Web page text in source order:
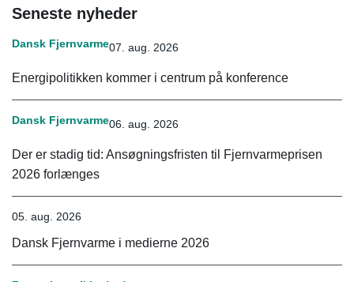
Seneste nyheder
Dansk Fjernvarme07. aug. 2026
Energipolitikken kommer i centrum på konference
Dansk Fjernvarme06. aug. 2026
Der er stadig tid: Ansøgningsfristen til Fjernvarmeprisen
2026 forlænges
05. aug. 2026
Dansk Fjernvarme i medierne 2026